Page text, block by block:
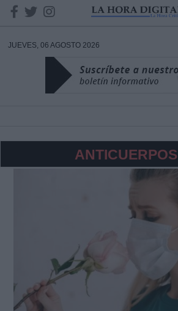
JUEVES, 06 AGOSTO 2026
ANTICUERPOS
DATOS
Responsable:
Destinatarios: